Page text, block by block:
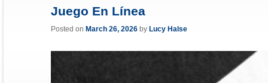
Juego En Línea
Posted on March 26, 2026 by Lucy Halse